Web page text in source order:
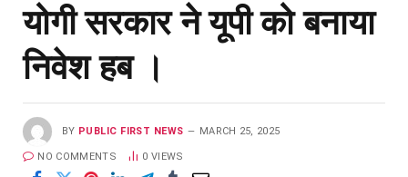
योगी सरकार ने यूपी को बनाया
निवेश हब ।
BY PUBLIC FIRST NEWS MARCH 25, 2025
NO COMMENTS 0 VIEWS